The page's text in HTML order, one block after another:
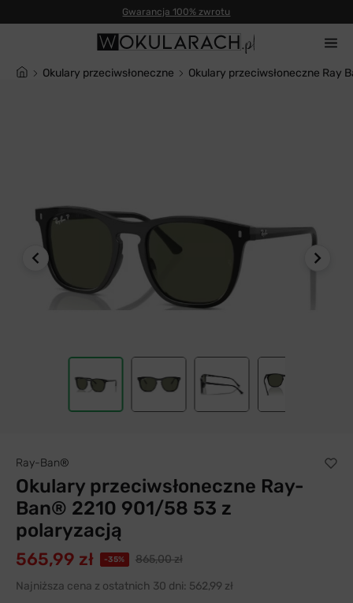
Gwarancja 100% zwrotu
Okulary przeciwsłoneczne Okulary przeciwsłoneczne
Ray-Ban®
Okulary przeciwsłoneczne Ray-
Ban® 2210 901/58 53 z
polaryzacją
565,99 zł -35%
865,00 zł
Najniższa cena z ostatnich 30 dni: 562,99 zł